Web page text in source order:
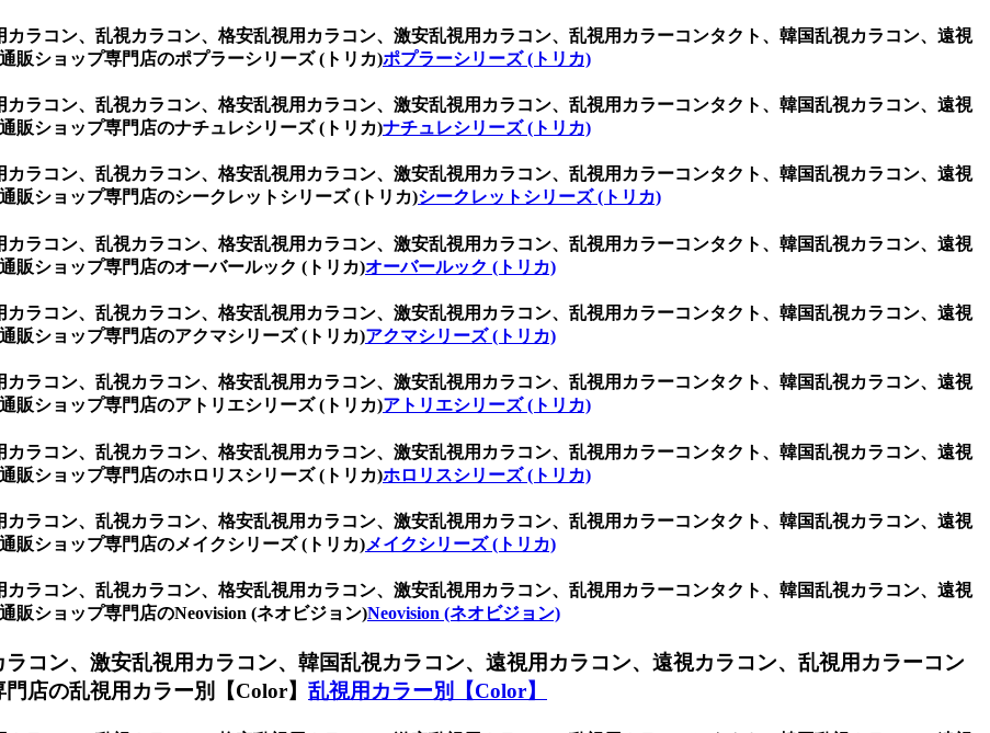
カラコン、乱視カラコン、格安乱視用カラコン、激安乱視用カラコン、乱視用カラーコンタクト、韓国乱視カラコン、遠視
販ショップ専門店のポプラーシリーズ (トリカ)ポプラーシリーズ (トリカ)
カラコン、乱視カラコン、格安乱視用カラコン、激安乱視用カラコン、乱視用カラーコンタクト、韓国乱視カラコン、遠視
販ショップ専門店のナチュレシリーズ (トリカ)ナチュレシリーズ (トリカ)
カラコン、乱視カラコン、格安乱視用カラコン、激安乱視用カラコン、乱視用カラーコンタクト、韓国乱視カラコン、遠視
販ショップ専門店のシークレットシリーズ (トリカ)シークレットシリーズ (トリカ)
カラコン、乱視カラコン、格安乱視用カラコン、激安乱視用カラコン、乱視用カラーコンタクト、韓国乱視カラコン、遠視
販ショップ専門店のオーバールック (トリカ)オーバールック (トリカ)
カラコン、乱視カラコン、格安乱視用カラコン、激安乱視用カラコン、乱視用カラーコンタクト、韓国乱視カラコン、遠視
販ショップ専門店のアクマシリーズ (トリカ)アクマシリーズ (トリカ)
カラコン、乱視カラコン、格安乱視用カラコン、激安乱視用カラコン、乱視用カラーコンタクト、韓国乱視カラコン、遠視
販ショップ専門店のアトリエシリーズ (トリカ)アトリエシリーズ (トリカ)
カラコン、乱視カラコン、格安乱視用カラコン、激安乱視用カラコン、乱視用カラーコンタクト、韓国乱視カラコン、遠視
販ショップ専門店のホロリスシリーズ (トリカ)ホロリスシリーズ (トリカ)
カラコン、乱視カラコン、格安乱視用カラコン、激安乱視用カラコン、乱視用カラーコンタクト、韓国乱視カラコン、遠視
販ショップ専門店のメイクシリーズ (トリカ)メイクシリーズ (トリカ)
カラコン、乱視カラコン、格安乱視用カラコン、激安乱視用カラコン、乱視用カラーコンタクト、韓国乱視カラコン、遠視
販ショップ専門店のNeovision (ネオビジョン)Neovision (ネオビジョン)
コン、激安乱視用カラコン、韓国乱視カラコン、遠視用カラコン、遠視カラコン、乱視用カラーコン
店の乱視用カラー別【Color】 乱視用カラー別【Color】